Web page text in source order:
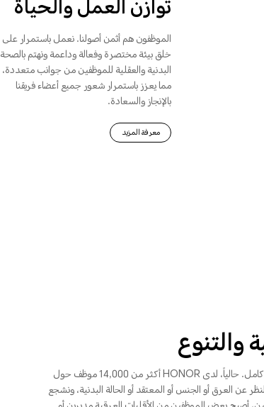
توازن العمل والحياة
الموظفون هم أثمن أصولنا. نعمل باستمرار على
خلق بيئة مختصرة وفعالة وداعمة ونهتم بالصحة
البدنية والعقلية للموظفين من جوانب متعددة،
مما يعزز باستمرار شعور جميع أعضاء فريقنا
بالإنجاز والسعادة.
معرفة المزيد
والتنوع
HONOR هي مؤسسة عالمية ونحترم الجميع بشكل كامل. حالياً، لدى HONOR أكثر من 14,000 موظف حول
عن العرق أو الجنس أو المعتقد أو الحالة البدنية، ونشجع